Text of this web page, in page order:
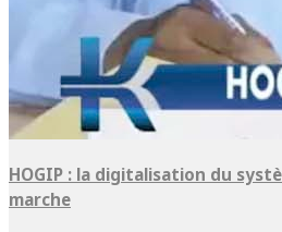
HOGIP : la digitalisation du
marche